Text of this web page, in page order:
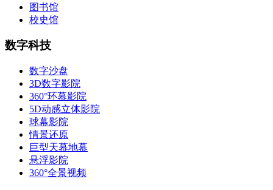
图书馆
校史馆
数字科技
数字沙盘
3D数字影院
360°环幕影院
5D动感立体影院
球幕影院
情景还原
巨型天幕地幕
悬浮影院
360°全景视频